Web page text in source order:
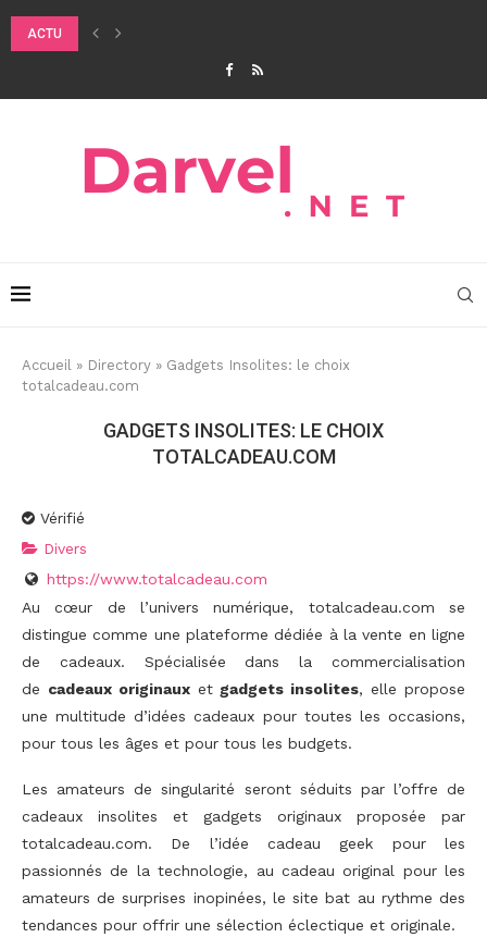
ACTU
QUELS SONT LES BIENFAITS DU DOUBLE NETTOYAGE SUR LA PEAU ?
Accueil » Directory » Gadgets Insolites: le choix
totalcadeau.com
GADGETS INSOLITES: LE CHOIX
TOTALCADEAU.COM
Vérifié
Divers
https://www.totalcadeau.com
Au cœur de l’univers numérique, totalcadeau.com se
distingue comme une plateforme dédiée à la vente en ligne
de cadeaux. Spécialisée dans la commercialisation
de cadeaux originauxet gadgets insolites, elle propose
une multitude d’idées cadeaux pour toutes les occasions,
pour tous les âges et pour tous les budgets.
Les amateurs de singularité seront séduits par l’offre de
cadeaux insolites et gadgets originaux proposée par
totalcadeau.com. De l’idée cadeau geek pour les
passionnés de la technologie, au cadeau original pour les
amateurs de surprises inopinées, le site bat au rythme des
tendances pour offrir une sélection éclectique et originale.